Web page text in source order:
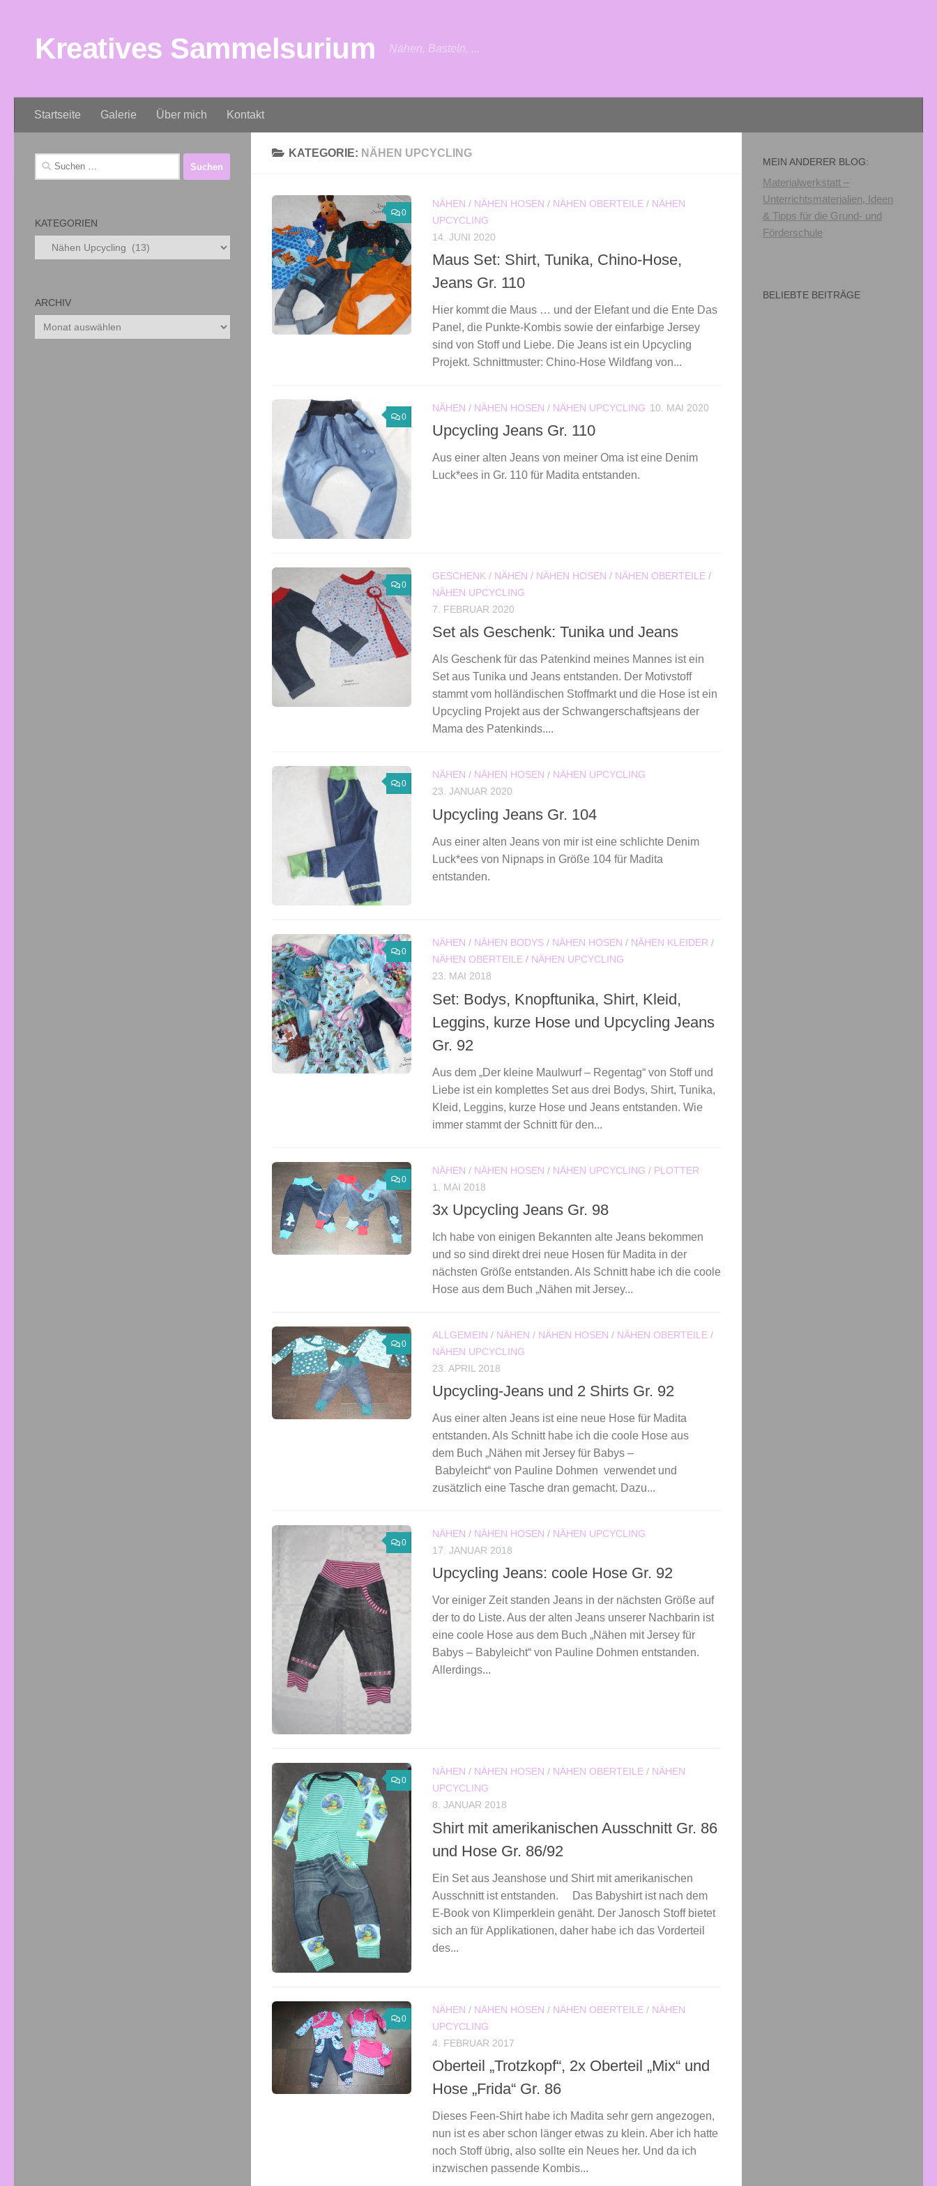
Kreatives Sammelsurium Nähen, Basteln, ...
Startseite Galerie Über mich Kontakt
KATEGORIE: NÄHEN UPCYCLING
0
NÄHEN / NÄHEN HOSEN / NÄHEN OBERTEILE / NÄHEN
UPCYCLING
14. JUNI 2020
Maus Set: Shirt, Tunika, Chino-Hose,
Jeans Gr. 110
Hier kommt die Maus … und der Elefant und die Ente Das
Panel, die Punkte-Kombis sowie der einfarbige Jersey
sind von Stoff und Liebe. Die Jeans ist ein Upcycling
Projekt. Schnittmuster: Chino-Hose Wildfang von...
0
NÄHEN / NÄHEN HOSEN / NÄHEN UPCYCLING 10. MAI 2020
Upcycling Jeans Gr. 110
Aus einer alten Jeans von meiner Oma ist eine Denim
Luck*ees in Gr. 110 für Madita entstanden.
0
GESCHENK / NÄHEN / NÄHEN HOSEN / NÄHEN OBERTEILE /
NÄHEN UPCYCLING
7. FEBRUAR 2020
Set als Geschenk: Tunika und Jeans
Als Geschenk für das Patenkind meines Mannes ist ein
Set aus Tunika und Jeans entstanden. Der Motivstoff
stammt vom holländischen Stoffmarkt und die Hose ist ein
Upcycling Projekt aus der Schwangerschaftsjeans der
Mama des Patenkinds....
0
NÄHEN / NÄHEN HOSEN / NÄHEN UPCYCLING
23. JANUAR 2020
Upcycling Jeans Gr. 104
Aus einer alten Jeans von mir ist eine schlichte Denim
Luck*ees von Nipnaps in Größe 104 für Madita
entstanden.
0
NÄHEN / NÄHEN BODYS / NÄHEN HOSEN / NÄHEN KLEIDER /
NÄHEN OBERTEILE / NÄHEN UPCYCLING
23. MAI 2018
Set: Bodys, Knopftunika, Shirt, Kleid,
Leggins, kurze Hose und Upcycling Jeans
Gr. 92
Aus dem „Der kleine Maulwurf – Regentag“ von Stoff und
Liebe ist ein komplettes Set aus drei Bodys, Shirt, Tunika,
Kleid, Leggins, kurze Hose und Jeans entstanden. Wie
immer stammt der Schnitt für den...
0
NÄHEN / NÄHEN HOSEN / NÄHEN UPCYCLING / PLOTTER
1. MAI 2018
3x Upcycling Jeans Gr. 98
Ich habe von einigen Bekannten alte Jeans bekommen
und so sind direkt drei neue Hosen für Madita in der
nächsten Größe entstanden. Als Schnitt habe ich die coole
Hose aus dem Buch „Nähen mit Jersey...
0
ALLGEMEIN / NÄHEN / NÄHEN HOSEN / NÄHEN OBERTEILE /
NÄHEN UPCYCLING
23. APRIL 2018
Upcycling-Jeans und 2 Shirts Gr. 92
Aus einer alten Jeans ist eine neue Hose für Madita
entstanden. Als Schnitt habe ich die coole Hose aus
dem Buch „Nähen mit Jersey für Babys –
Babyleicht“ von Pauline Dohmen verwendet und
zusätzlich eine Tasche dran gemacht. Dazu...
0
NÄHEN / NÄHEN HOSEN / NÄHEN UPCYCLING
17. JANUAR 2018
Upcycling Jeans: coole Hose Gr. 92
Vor einiger Zeit standen Jeans in der nächsten Größe auf
der to do Liste. Aus der alten Jeans unserer Nachbarin ist
eine coole Hose aus dem Buch „Nähen mit Jersey für
Babys – Babyleicht“ von Pauline Dohmen entstanden.
Allerdings...
0
NÄHEN / NÄHEN HOSEN / NÄHEN OBERTEILE / NÄHEN
UPCYCLING
8. JANUAR 2018
Shirt mit amerikanischen Ausschnitt Gr. 86
und Hose Gr. 86/92
Ein Set aus Jeanshose und Shirt mit amerikanischen
Ausschnitt ist entstanden. Das Babyshirt ist nach dem
E-Book von Klimperklein genäht. Der Janosch Stoff bietet
sich an für Applikationen, daher habe ich das Vorderteil
des...
0
NÄHEN / NÄHEN HOSEN / NÄHEN OBERTEILE / NÄHEN
UPCYCLING
4. FEBRUAR 2017
Oberteil „Trotzkopf“, 2x Oberteil „Mix“ und
Hose „Frida“ Gr. 86
Dieses Feen-Shirt habe ich Madita sehr gern angezogen,
nun ist es aber schon länger etwas zu klein. Aber ich hatte
noch Stoff übrig, also sollte ein Neues her. Und da ich
inzwischen passende Kombis...
Suchen
nach:
KATEGORIEN
Kategorien
ARCHIV
Archiv
MEIN ANDERER BLOG:
Materialwerkstatt –
Unterrichtsmaterialien, Ideen
& Tipps für die Grund- und
Förderschule
BELIEBTE BEITRÄGE